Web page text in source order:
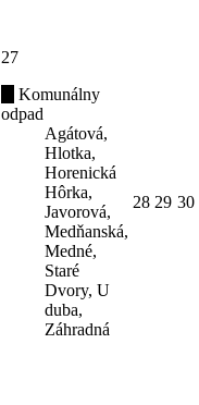
27
Komunálny
odpad
Agátová,
Hlotka,
Horenická
Hôrka,
Javorová,
Medňanská,
Medné,
Staré
Dvory, U
duba,
Záhradná
28 29 30